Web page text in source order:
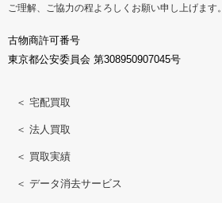
ご理解、ご協力の程よろしくお願い申し上げます。
古物商許可番号
東京都公安委員会 第308950907045号
＜ 宅配買取
＜ 法人買取
＜ 買取実績
＜ データ消去サービス